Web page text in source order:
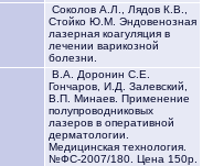
Соколов А.Л., Лядов К.В.,
Стойко Ю.М. Эндовенозная
лазерная коагуляция в
лечении варикозной
болезни.
В.А. Доронин С.Е.
Гончаров, И.Д. Залевский,
В.П. Минаев. Применение
полупроводниковых
лазеров в оперативной
дерматологии.
Медицинская технология.
№ФС-2007/180. Цена 150р.